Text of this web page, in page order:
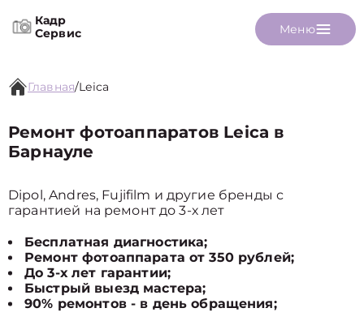
Кадр
Сервис
Меню
Главная/Leica
Ремонт фотоаппаратов Leica в
Барнауле
Dipol, Andres, Fujifilm и другие бренды с
гарантией на ремонт до 3-х лет
Бесплатная диагностика;
Ремонт фотоаппарата от 350 рублей;
До 3-х лет гарантии;
Быстрый выезд мастера;
90% ремонтов - в день обращения;